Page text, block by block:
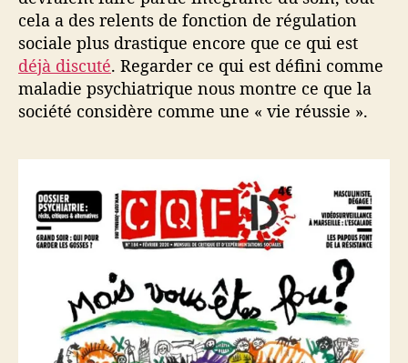
cela a des relents de fonction de régulation
sociale plus drastique encore que ce qui est
déjà discuté. Regarder ce qui est défini comme
maladie psychiatrique nous montre ce que la
société considère comme une « vie réussie ».